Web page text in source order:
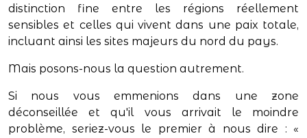
distinction fine entre les régions réellement
sensibles et celles qui vivent dans une paix totale,
incluant ainsi les sites majeurs du nord du pays.
Mais posons-nous la question autrement.
Si nous vous emmenions dans une zone
déconseillée et qu'il vous arrivait le moindre
problème, seriez-vous le premier à nous dire : «